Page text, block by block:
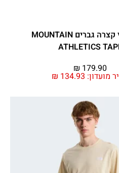
חולצת טי קצרה גברים MOUNTAIN
ATHLETICS
מועדון: ₪ 134.93
₪ 179.90